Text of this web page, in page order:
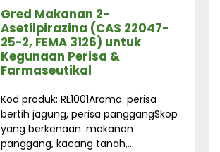
Gred Makanan 2-
Asetilpirazina (CAS 22047-
25-2, FEMA 3126) untuk
Kegunaan Perisa &
Farmaseutikal
Kod produk: RL1001Aroma: perisa
bertih jagung, perisa panggangSkop
yang berkenaan: makanan
panggang, kacang tanah,...